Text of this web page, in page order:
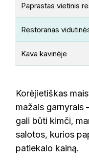
Paprastas vietinis
Restoranas
Kava kavinėje
Korėjietiškas
mažais garnyrais
gali būti kimči,
salotos, kurios
patiekalo kainą.